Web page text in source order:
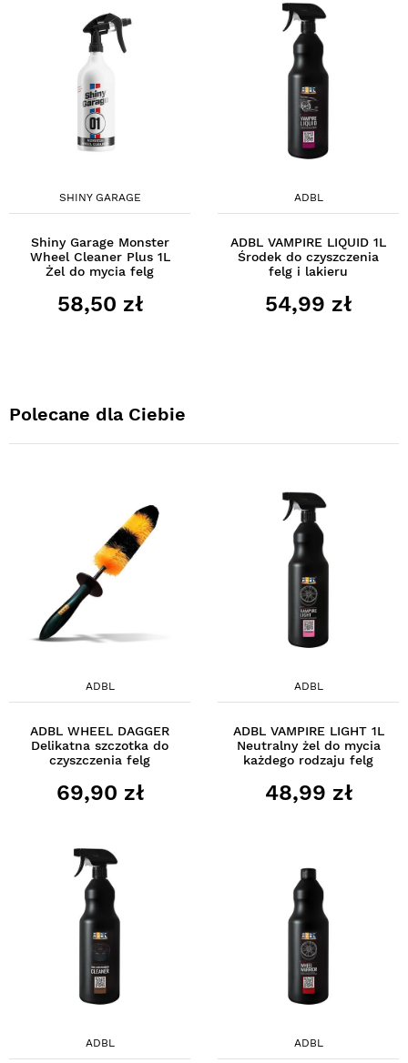
SHINY GARAGE
Shiny Garage Monster
Wheel Cleaner Plus 1L
Żel do mycia felg
58,50 zł
ADBL
ADBL VAMPIRE LIQUID 1L
Środek do czyszczenia
felg i lakieru
54,99 zł
Polecane dla Ciebie
ADBL
ADBL WHEEL DAGGER
Delikatna szczotka do
czyszczenia felg
69,90 zł
ADBL
ADBL VAMPIRE LIGHT 1L
Neutralny żel do mycia
każdego rodzaju felg
48,99 zł
ADBL ADBL